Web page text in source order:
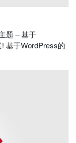
题 – 基于
基于WordPress的